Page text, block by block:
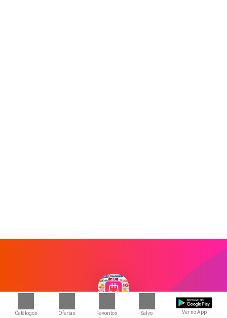
Catálogos Ofertas Favoritos Salvo Ver no App
Baixe o aplicativo grátis com